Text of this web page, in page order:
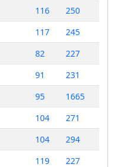
116
250
117
245
82
227
91
231
95
1665
104
271
104
294
119
227